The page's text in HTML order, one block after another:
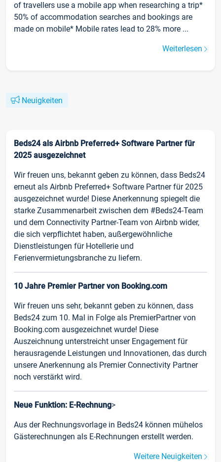
of travellers use a mobile app when researching a trip*
50% of accommodation searches and bookings are
made on mobile* Mobile rates lead to 28% more ...
Weiterlesen
Neuigkeiten
Beds24 als Airbnb Preferred+ Software Partner für
2025 ausgezeichnet
Wir freuen uns, bekannt geben zu können, dass Beds24
erneut als Airbnb Preferred+ Software Partner für 2025
ausgezeichnet wurde! Diese Anerkennung spiegelt die
starke Zusammenarbeit zwischen dem #Beds24-Team
und dem Connectivity Partner-Team von Airbnb wider,
die sich verpflichtet haben, außergewöhnliche
Dienstleistungen für Hotellerie und
Ferienvermietungsbranche zu liefern.
10 Jahre Premier Partner von Booking.com
Wir freuen uns sehr, bekannt geben zu können, dass
Beds24 zum 10. Mal in Folge als PremierPartner von
Booking.com ausgezeichnet wurde! Diese
Auszeichnung unterstreicht unser Engagement für
herausragende Leistungen und Innovationen, das durch
unsere Anerkennung als Premier Connectivity Partner
noch verstärkt wird.
Neue Funktion: E-Rechnung>
Aus der Rechnungsvorlage in Beds24 können mühelos
Gästerechnungen als E-Rechnungen erstellt werden.
Weitere Neuigkeiten